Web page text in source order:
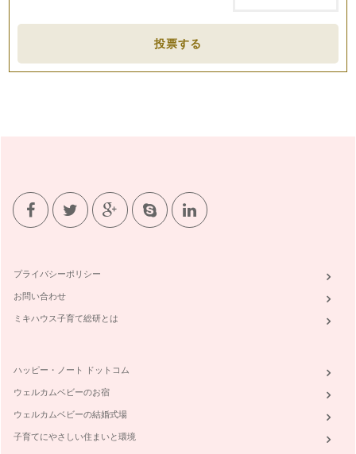
投票する
プライバシーポリシー
お問い合わせ
ミキハウス子育て総研とは
ハッピー・ノート ドットコム
ウェルカムベビーのお宿
ウェルカムベビーの結婚式場
子育てにやさしい住まいと環境